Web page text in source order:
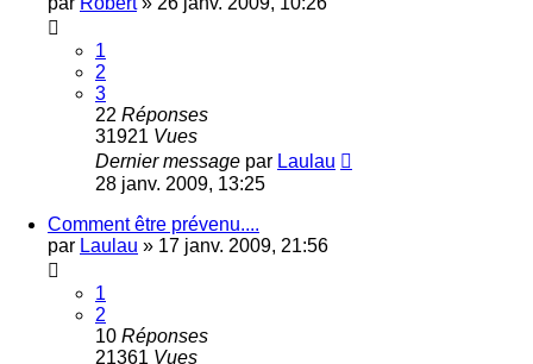
1
2
3
22 Réponses
31921 Vues
Dernier message par Laulau
28 janv. 2009, 13:25
Comment être prévenu....
par Laulau » 17 janv. 2009, 21:56
1
2
10 Réponses
21361 Vues